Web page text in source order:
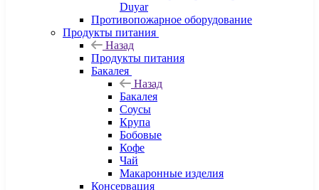
Duyar
Противопожарное оборудование
Продукты питания
Назад
Продукты питания
Бакалея
Назад
Бакалея
Соусы
Крупа
Бобовые
Кофе
Чай
Макаронные изделия
Консервация